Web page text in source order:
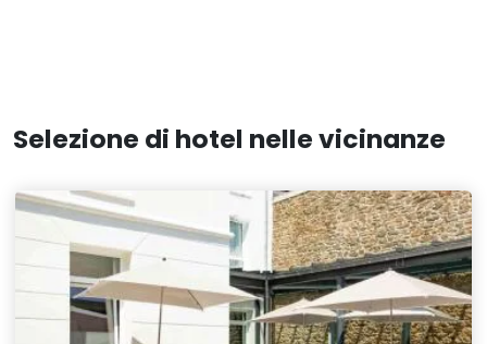
Selezione di hotel nelle vicinanze